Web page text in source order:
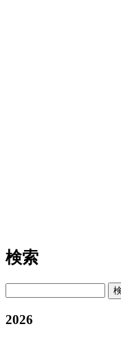
検索
2026